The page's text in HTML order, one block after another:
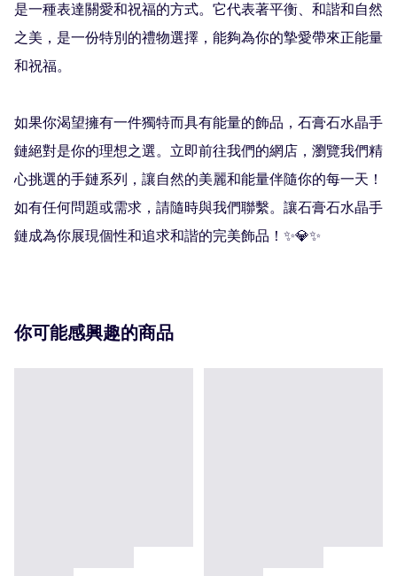
是一種表達關愛和祝福的方式。它代表著平衡、和諧和自然
之美，是一份特別的禮物選擇，能夠為你的摯愛帶來正能量
和祝福。
如果你渴望擁有一件獨特而具有能量的飾品，石膏石水晶手
鏈絕對是你的理想之選。立即前往我們的網店，瀏覽我們精
心挑選的手鏈系列，讓自然的美麗和能量伴隨你的每一天！
如有任何問題或需求，請隨時與我們聯繫。讓石膏石水晶手
鏈成為你展現個性和追求和諧的完美飾品！✨💎✨
你可能感興趣的商品